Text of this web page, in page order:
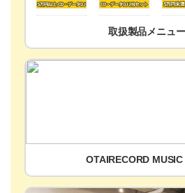
取扱製品メニュ
OTAIRECORD